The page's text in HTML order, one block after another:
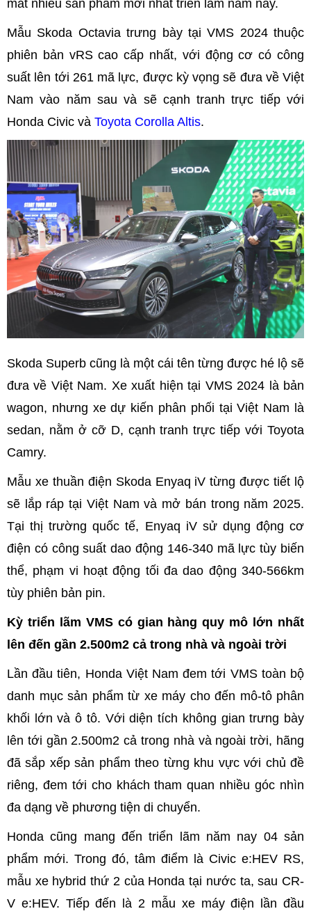
mắt nhiều sản phẩm mới nhất triển lãm năm nay.
Mẫu Skoda Octavia trưng bày tại VMS 2024 thuộc
phiên bản vRS cao cấp nhất, với động cơ có công
suất lên tới 261 mã lực, được kỳ vọng sẽ đưa về Việt
Nam vào năm sau và sẽ cạnh tranh trực tiếp với
Honda Civic và Toyota Corolla Altis.
Skoda Superb cũng là một cái tên từng được hé lộ sẽ
đưa về Việt Nam. Xe xuất hiện tại VMS 2024 là bản
wagon, nhưng xe dự kiến phân phối tại Việt Nam là
sedan, nằm ở cỡ D, cạnh tranh trực tiếp với Toyota
Camry.
Mẫu xe thuần điện Skoda Enyaq iV từng được tiết lộ
sẽ lắp ráp tại Việt Nam và mở bán trong năm 2025.
Tại thị trường quốc tế, Enyaq iV sử dụng động cơ
điện có công suất dao động 146-340 mã lực tùy biến
thể, phạm vi hoạt động tối đa dao động 340-566km
tùy phiên bản pin.
Kỳ triển lãm VMS có gian hàng quy mô lớn nhất
lên đến gần 2.500m2 cả trong nhà và ngoài trời
Lần đầu tiên, Honda Việt Nam đem tới VMS toàn bộ
danh mục sản phẩm từ xe máy cho đến mô-tô phân
khối lớn và ô tô. Với diện tích không gian trưng bày
lên tới gần 2.500m2 cả trong nhà và ngoài trời, hãng
đã sắp xếp sản phẩm theo từng khu vực với chủ đề
riêng, đem tới cho khách tham quan nhiều góc nhìn
đa dạng về phương tiện di chuyển.
Honda cũng mang đến triển lãm năm nay 04 sản
phẩm mới. Trong đó, tâm điểm là Civic e:HEV RS,
mẫu xe hybrid thứ 2 của Honda tại nước ta, sau CR-
V e:HEV. Tiếp đến là 2 mẫu xe máy điện lần đầu